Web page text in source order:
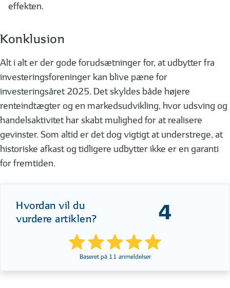
effekten.
Konklusion
Alt i alt er der gode forudsætninger for, at udbytter fra
investeringsforeninger kan blive pæne for
investeringsåret 2025. Det skyldes både højere
renteindtægter og en markedsudvikling, hvor udsving og
handelsaktivitet har skabt mulighed for at realisere
gevinster. Som altid er det dog vigtigt at understrege, at
historiske afkast og tidligere udbytter ikke er en garanti
for fremtiden.
Hvordan vil du
vurdere artiklen?
4
Baseret på 11 anmeldelser